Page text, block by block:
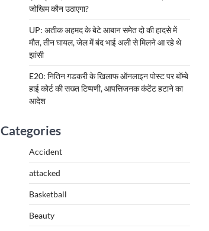
जोखिम कौन उठाएगा?
UP: अतीक अहमद के बेटे आबान समेत दो की हादसे में
मौत, तीन घायल, जेल में बंद भाई अली से मिलने आ रहे थे
झांसी
E20: नितिन गडकरी के खिलाफ ऑनलाइन पोस्ट पर बॉम्बे
हाई कोर्ट की सख्त टिप्पणी, आपत्तिजनक कंटेंट हटाने का
आदेश
Categories
Accident
attacked
Basketball
Beauty